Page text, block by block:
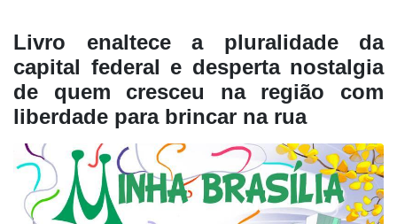
Livro enaltece a pluralidade da
capital federal e desperta nostalgia
de quem cresceu na região com
liberdade para brincar na rua